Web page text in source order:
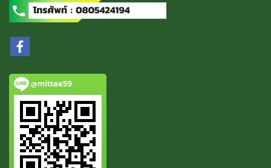
@mittae59